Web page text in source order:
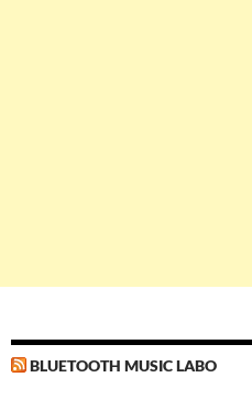
BLUETOOTH MUSIC LABO